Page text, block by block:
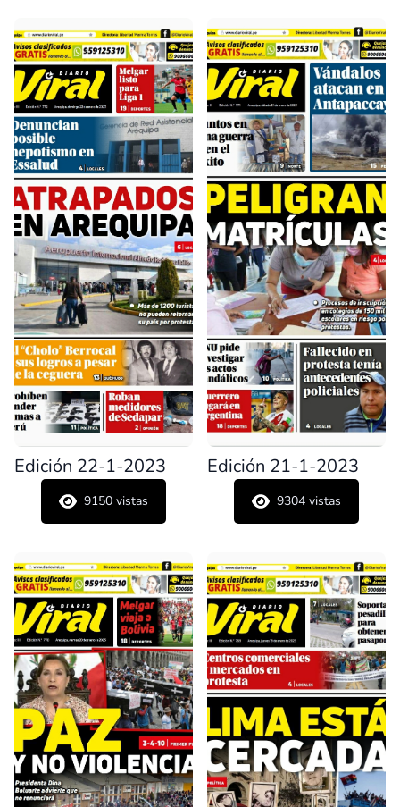
Edición 22-1-2023
9150 vistas
Edición 21-1-2023
9304 vistas